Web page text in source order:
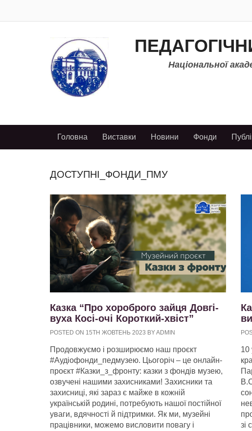
Національної
Головна Виставки Новини Фонди
ДОСТУПНІ_ФОНДИ_ПМУ
Казка “Про хороброго зайця Довгі-
вуха Косі-очі Короткий-хвіст”
POSTED ON 15TH ЖОВТЕНЬ 2023 BY ADMIN
Продовжуємо і розширюємо наш проєкт
#Аудіофонди_педмузею. Цьогоріч – це онлайн-
проєкт #Казки_з_фронту: казки з фондів музею,
озвучені нашими захисниками! Захисники та
захисниці, які зараз є майже в кожній
українській родині, потребують нашої постійної
уваги, вдячності й підтримки. Як ми, музейні
працівники, можемо висловити повагу і
10
зі